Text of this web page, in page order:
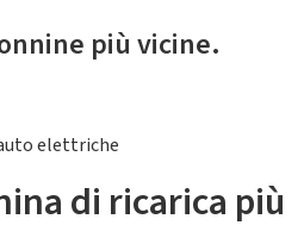
più vicine.
elettriche
di ricarica più